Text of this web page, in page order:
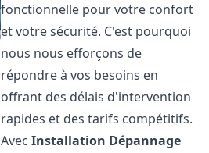
fonctionnelle pour votre confort
et votre sécurité. C'est pourquoi
nous nous efforçons de
répondre à vos besoins en
offrant des délais d'intervention
rapides et des tarifs compétitifs.
AvecInstallation Dépannage